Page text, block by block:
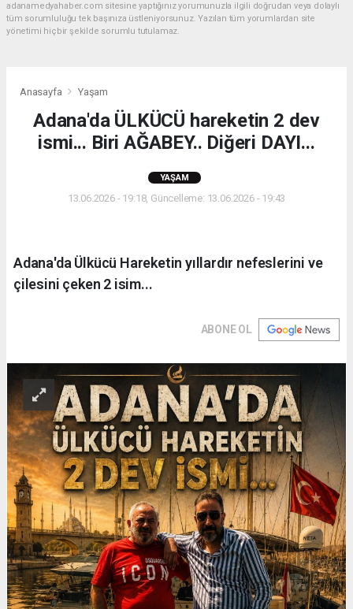
adanamedyahaber.com sitesine yaptığınız yorumunuzla ilgili doğrudan veya dolaylı
tüm sorumluluğu tek başınıza üstleniyorsunuz. Yazılan tüm yorumlardan site
yönetimi hiçbir şekilde sorumlu tutulamaz.
Anasayfa Yaşam
Adana'da ÜLKÜCÜ hareketin 2 dev
ismi... Biri AĞABEY.. Diğeri DAYI...
YAŞAM
13.06.2026 - 19:18, Güncelleme: 13.06.2026 - 19:43
Adana'da Ülkücü Hareketin yıllardır nefeslerini ve
çilesini çeken 2 isim...
ABONE OL